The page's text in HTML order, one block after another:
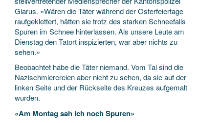
Glarus. «Wären die Täter während der Osterfeiertage
raufgeklettert, hätten sie trotz des starken Schneefalls
Spuren im Schnee hinterlassen. Als unsere Leute am
Dienstag den Tatort inspizierten, war aber nichts zu
sehen.»
Beobachtet habe die Täter niemand. Vom Tal sind die
Nazischmierereien aber nicht zu sehen, da sie auf der
linken Seite und der Rückseite des Kreuzes aufgemalt
wurden.
«Am Montag sah ich noch Spuren»